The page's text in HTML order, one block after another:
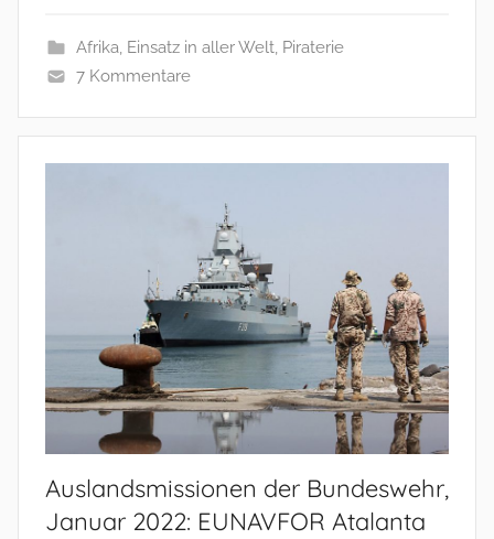
Afrika, Einsatz in aller Welt, Piraterie
7 Kommentare
Auslandsmissionen der Bundeswehr,
Januar 2022: EUNAVFOR Atalanta